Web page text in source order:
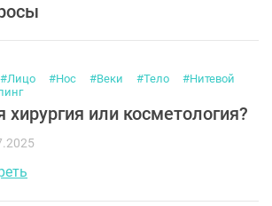
#Лицо #Нос #Веки #Тело
#Нитевой
хирургия или косметология?